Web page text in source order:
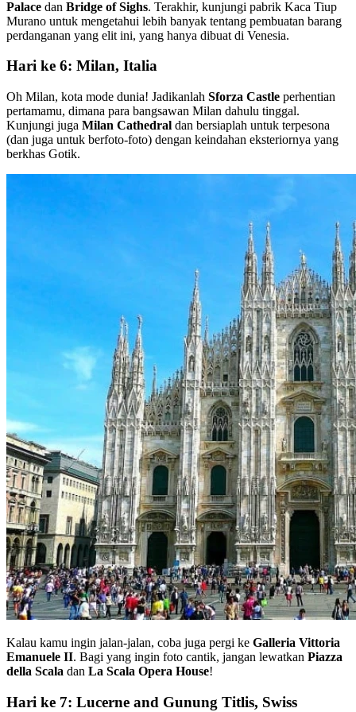
Palace dan Bridge of Sighs. Terakhir, kunjungi pabrik Kaca Tiup
Murano untuk mengetahui lebih banyak tentang pembuatan barang
perdanganan yang elit ini, yang hanya dibuat di Venesia.
Hari ke 6: Milan, Italia
Oh Milan, kota mode dunia! Jadikanlah Sforza Castle perhentian
pertamamu, dimana para bangsawan Milan dahulu tinggal.
Kunjungi juga Milan Cathedral dan bersiaplah untuk terpesona
(dan juga untuk berfoto-foto) dengan keindahan eksteriornya yang
berkhas Gotik.
Kalau kamu ingin jalan-jalan, coba juga pergi ke Galleria Vittoria
Emanuele II. Bagi yang ingin foto cantik, jangan lewatkan Piazza
della Scala dan La Scala Opera House!
Hari ke 7: Lucerne and Gunung Titlis, Swiss